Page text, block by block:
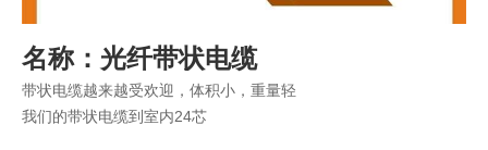
名称：光纤带状电缆
带状电缆越来越受欢迎，体积小，重量轻
我们的带状电缆到室内24芯